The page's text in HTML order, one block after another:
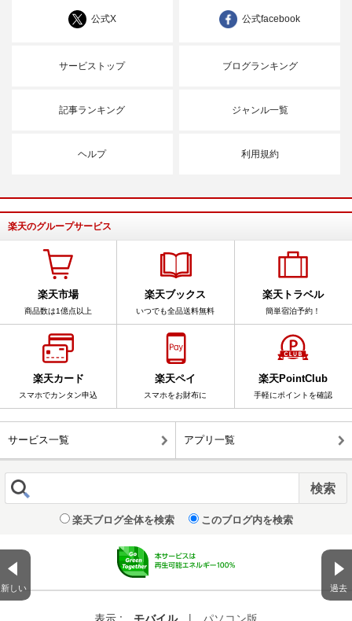
新しい 過去
公式X 公式facebook
サービストップ ブログランキング
記事ランキング ジャンル一覧
ヘルプ 利用規約
楽天のグループサービス
楽天市場
商品数は1億点以上
楽天ブックス
いつでも全品送料無料
楽天トラベル
簡単宿泊予約！
楽天カード
スマホでカンタン申込
楽天ペイ
スマホをお財布に
楽天PointClub
手軽にポイントを確認
サービス一覧 アプリ一覧
楽天ブログ全体を検索 このブログ内を検索